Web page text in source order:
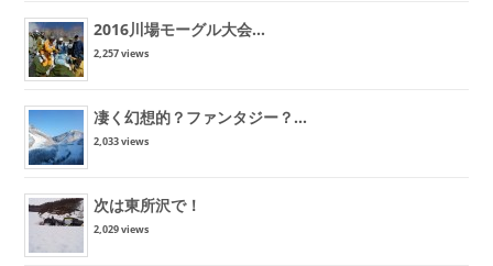
2016川場モーグル大会...
2,257 views
凄く幻想的？ファンタジー？...
2,033 views
次は東所沢で！
2,029 views